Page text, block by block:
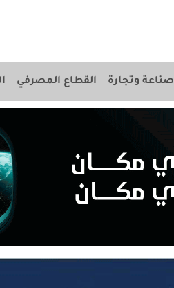
صناعة وتجارة القطاع المصرفي